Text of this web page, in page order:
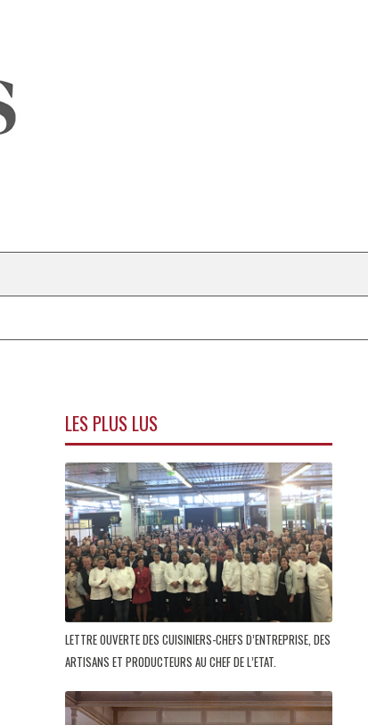
LES PLUS LUS
LETTRE OUVERTE DES CUISINIERS-CHEFS D’ENTREPRISE, DES
ARTISANS ET PRODUCTEURS AU CHEF DE L’ETAT.